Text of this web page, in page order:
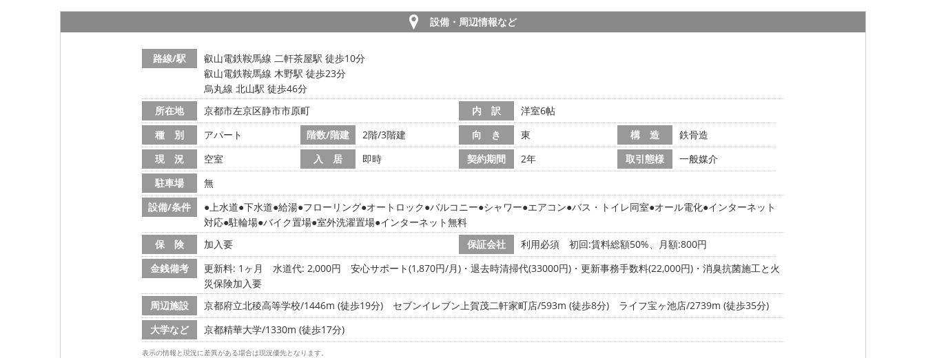
設備・周辺情報など
路線/駅
叡山電鉄鞍馬線 二軒茶屋駅 徒歩10分
叡山電鉄鞍馬線 木野駅 徒歩23分
烏丸線 北山駅 徒歩46分
所在地
京都市左京区静市市原町 内 訳
洋室6帖
種 別
アパート 階数/階建 2階/3階建 向 き 東 構 造
鉄骨造
現 況
空室 入 居 即時 契約期間 2年 取引態様
一般媒介
駐車場
無
設備/条件
上水道 下水道 給湯 フローリング オートロック バルコニー シャワー エアコン バス・トイレ同室 オール電化 インターネット
対応 駐輪場 バイク置場 室外洗濯置場 インターネット無料
保 険
加入要 保証会社
利用必須 初回:賃料総額50%、月額:800円
金銭備考
更新料: 1ヶ月 水道代: 2,000円
安心サポート(1,870円/月)・退去時清掃代(33000円)・更新事務手数料(22,000円)・消臭抗菌施工と火
災保険加入要
周辺施設
京都府立北稜高等学校/1446m (徒歩19分) セブンイレブン上賀茂二軒家町店/593m (徒歩8分)
ライフ宝ヶ池店/2739m (徒歩35分)
大学など
京都精華大学/1330m (徒歩17分)
表示の情報と現況に差異がある場合は現況優先となります。